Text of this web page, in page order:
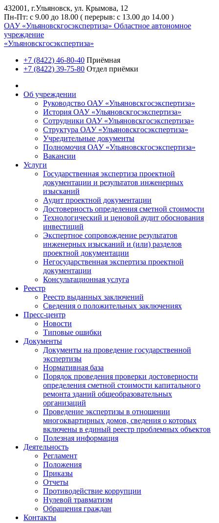
432001, г.Ульяновск, ул. Крымова, 12
Пн-Пт: с 9.00 до 18.00 ( перерыв: с 13.00 до 14.00 )
ОАУ «Ульяновскгосэкспертиза» Областное автономное
учреждение
«Ульяновскгосэкспертиза»
+7 (8422) 46-80-40 Приёмная
+7 (8422) 39-75-80 Отдел приёмки
Об учреждении
Руководство ОАУ «Ульяновскгосэкспертиза»
История ОАУ «Ульяновскгосэкспертиза»
Сотрудники ОАУ «Ульяновскгосэкспертиза»
Структура ОАУ «Ульяновскгосэкспертиза»
Учредительные документы
Полномочия ОАУ «Ульяновскгосэкспертиза»
Вакансии
Услуги
Государственная экспертиза проектной
документации и результатов инженерных
изысканий
Аудит проектной документации
Достоверность определения сметной стоимости
Технологический и ценовой аудит обоснования
инвестиций
Экспертное сопровождение результатов
инженерных изысканий и (или) разделов
проектной документации
Негосударственная экспертиза проектной
документации
Консультационная услуга
Реестр
Реестр выданных заключений
Сведения о положительных заключениях
Пресс-центр
Новости
Типовые ошибки
Документы
Документы на проведение государственной
экспертизы
Нормативная база
Порядок проведения проверки достоверности
определения сметной стоимости капитального
ремонта зданий общеобразовательных
организаций
Проведение экспертизы в отношении
многоквартирных домов, сведения о которых
включены в единый реестр проблемных объектов
Полезная информация
Деятельность
Регламент
Положения
Приказы
Отчеты
Противодействие коррупции
Нулевой травматизм
Обращения граждан
Контакты